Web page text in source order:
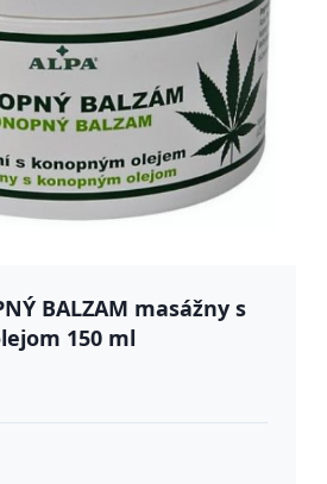
BALZAM masážny s
150 ml